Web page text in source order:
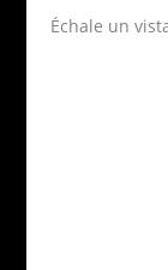
Échale un